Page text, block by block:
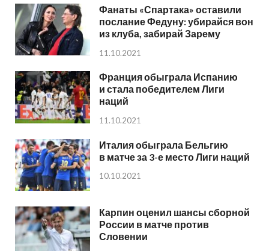
Фанаты «Спартака» оставили
послание Федуну: убирайся вон
из клуба, забирай Зарему
11.10.2021
Франция обыграла Испанию
и стала победителем Лиги
наций
11.10.2021
Италия обыграла Бельгию
в матче за 3-е место Лиги наций
10.10.2021
Карпин оценил шансы сборной
России в матче против
Словении